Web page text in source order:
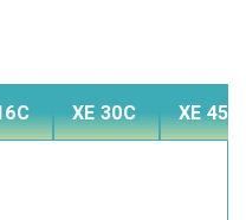
XE 30C XE 45C